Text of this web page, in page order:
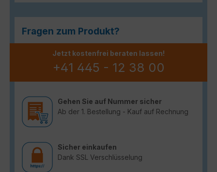
Fragen zum Produkt?
Jetzt kostenfrei beraten lassen!
+41 445 - 12 38 00
Gehen Sie auf Nummer sicher
Ab der 1. Bestellung - Kauf auf Rechnung
Sicher einkaufen
Dank SSL Verschlüsselung